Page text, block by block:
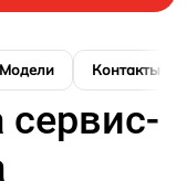
Модели Контакты